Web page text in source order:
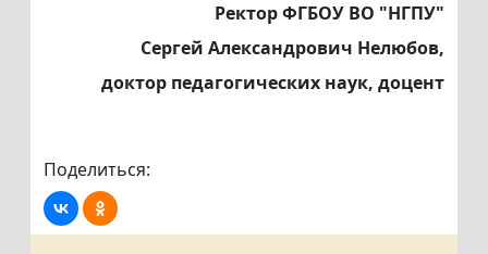
Ректор ФГБОУ ВО "НГПУ"
Сергей Александрович Нелюбов,
доктор педагогических наук, доцент
Поделиться: